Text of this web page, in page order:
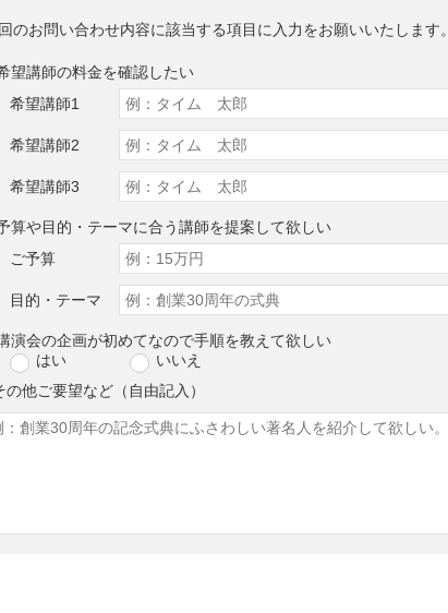
のお問い合わせ内容に該当する項目に入力をお願いいたします。
望講師の料金を確認したい
希望講師1
希望講師2
希望講師3
算や目的・テーマに合う講師を提案して欲しい
ご予算
目的・テーマ
演会の企画が初めてなので手順を教えて欲しい
はい
いいえ
の他ご要望など（自由記入）